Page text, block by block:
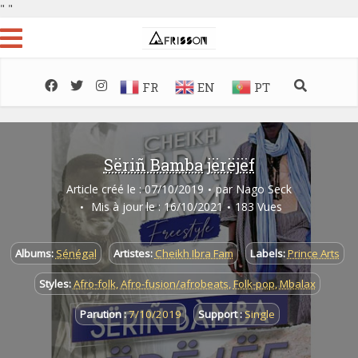
" "
FR EN PT
Sëriñ Bamba jërëjëf
Article créé le : 07/10/2019 par Nago Seck
Mis à jour le : 16/10/2021
183 Vues
Albums: Sénégal Artistes: Cheikh Ibra Fam Labels:Prince Arts
Styles:Afro-folk,Afro-fusion/afrobeats, Folk-pop,Mbalax
Parution :7/10/2019 Support :Single